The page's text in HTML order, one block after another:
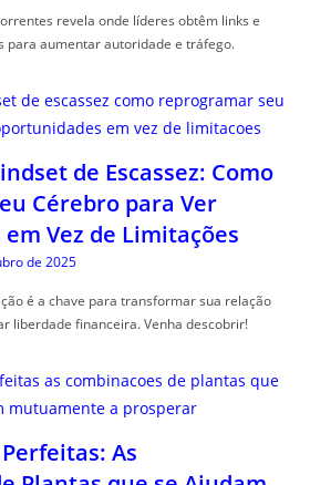
revela onde líderes obtêm links e
para aumentar autoridade e tráfego.
de Escassez: Como
Cérebro para Ver
Vez de Limitações
de 2025
é a chave para transformar sua relação
liberdade financeira. Venha descobrir!
As